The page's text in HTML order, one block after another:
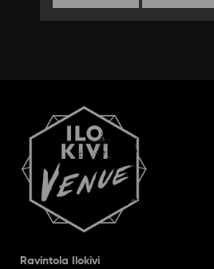
Ravintola Ilokivi